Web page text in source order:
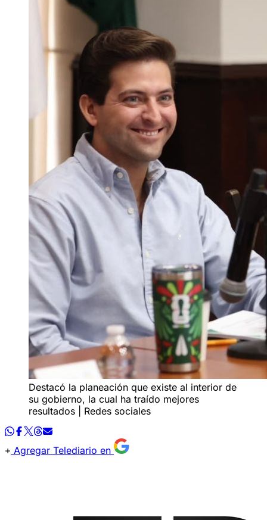
Destacó la planeación que existe al interior de
su gobierno, la cual ha traído mejores
resultados | Redes sociales
Agregar Telediario en